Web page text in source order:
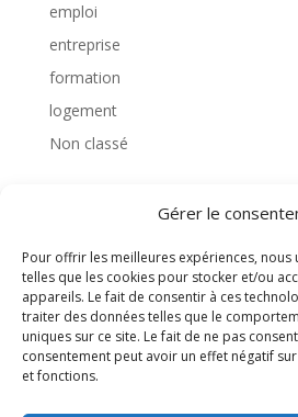
Gérer le
Pour offrir les meilleures expériences,
telles que les cookies pour stocker et/ou
appareils. Le fait de consentir à ces
traiter des données telles que le
uniques sur ce site. Le fait de ne pas
consentement peut avoir un effet négatif
et fonctions.
emploi
entreprise
formation
logement
Non classé
TAGS